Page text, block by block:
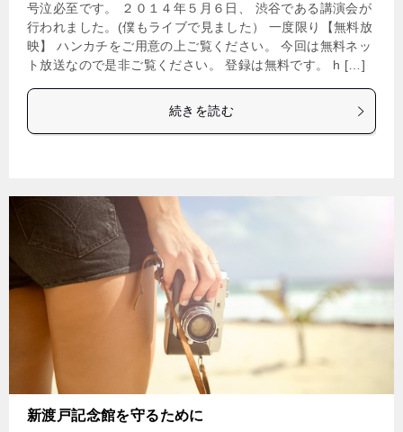
号泣必至です。 ２０１４年５月６日、 渋谷である講演会が
行われました。(僕もライブで見ました） 一度限り【無料放
映】 ハンカチをご用意の上ご覧ください。 今回は無料ネッ
ト放送なので是非ご覧ください。 登録は無料です。 h […]
続きを読む
新渡戸記念館を守るために